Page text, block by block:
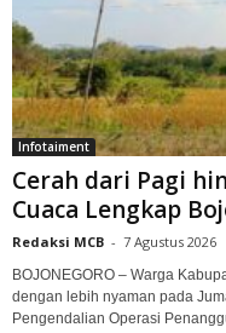
Infotaiment
Cerah dari Pagi
Cuaca Lengkap
Redaksi MCB - 7 Agustus 2026
BOJONEGORO – Warga
dengan lebih nyaman pada
Pengendalian Operasi